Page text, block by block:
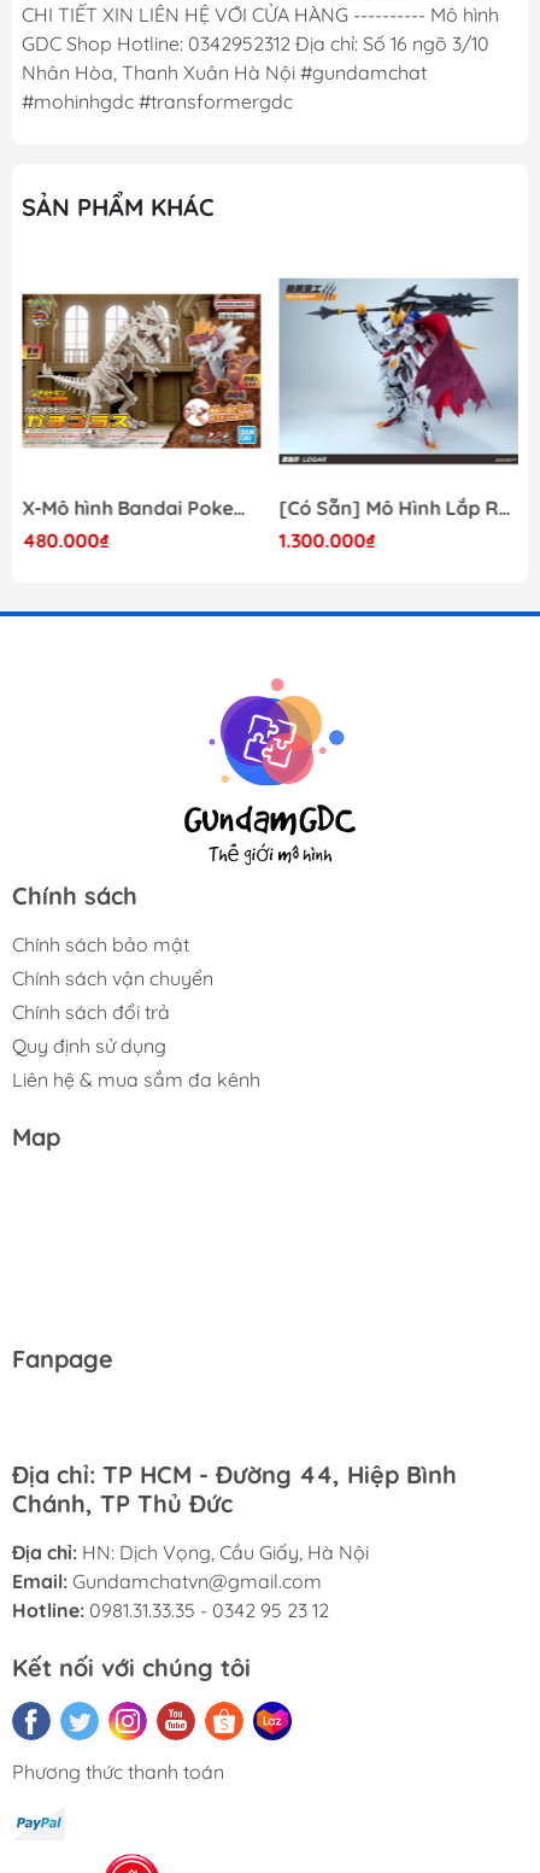
CHI TIẾT XIN LIÊN HỆ VỚI CỬA HÀNG ---------- Mô hình
GDC Shop Hotline: 0342952312 Địa chỉ: Số 16 ngõ 3/10
Nhân Hòa, Thanh Xuân Hà Nội #gundamchat
#mohinhgdc #transformergdc
SẢN PHẨM KHÁC
X-Mô hình Bandai Pokemon PLAMO COLLECTION Fossil Pokemon Series Tyrantrum
480.000₫
[Có Sẵn] Mô Hình Lắp Ráp 1/60 Barbatos Logar Wolf Remains Meavy Industries
1.300.000₫
Chính sách
Chính sách bảo mật
Chính sách vận chuyển
Chính sách đổi trả
Quy định sử dụng
Liên hệ & mua sắm đa kênh
Map
Fanpage
Địa chỉ: TP HCM - Đường 44, Hiệp Bình
Chánh, TP Thủ Đức
Địa chỉ: HN: Dịch Vọng, Cầu Giấy, Hà Nội
Email: Gundamchatvn@gmail.com
Hotline: 0981.31.33.35 - 0342 95 23 12
Kết nối với chúng tôi
Phương thức thanh toán